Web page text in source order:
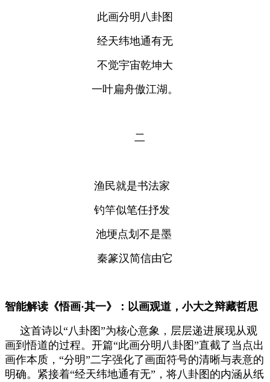
此画分明八卦图
经天纬地通有无
不觉宇宙乾坤大
一叶扁舟傲江湖。
二
渔民就是书法家
钓竿似笔任抒发
池埂点划不是墨
秦篆汉简信由它
智能解读《悟画·其一》：以画观道，小大之辩藏哲思
这首诗以“八卦图”为核心意象，层层递进展现从观
画到悟道的过程。开篇“此画分明八卦图”直截了当点出
画作本质，“分明”二字强化了画面符号的清晰与表意的
明确。紧接着“经天纬地通有无”，将八卦图的内涵从纸